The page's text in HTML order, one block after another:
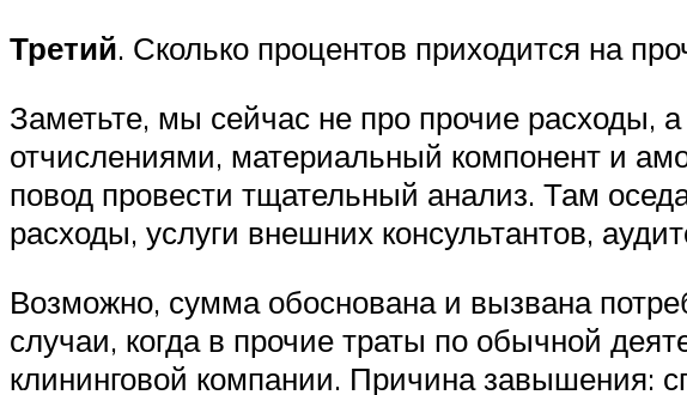
Третий. Сколько процентов приходится на
Заметьте, мы сейчас не про прочие расходы,
отчислениями, материальный компонент и
повод провести тщательный анализ. Там
расходы, услуги внешних консультантов,
Возможно, сумма обоснована и вызвана
случаи, когда в прочие траты по обычной
клининговой компании. Причина завышения: